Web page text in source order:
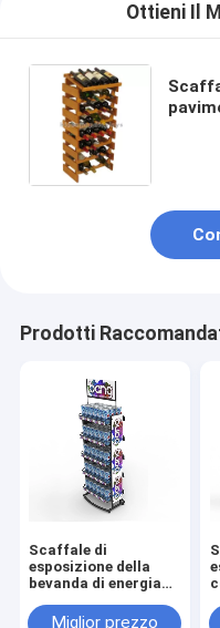
Ottieni Il
Prodotti
Scaffale di
esposizione della
bevanda di energia
scaffale della
Miglior prezzo